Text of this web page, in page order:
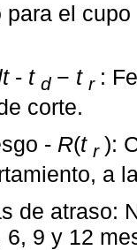
el
- t d − t r :
corte.
- R(t r ):
a
de atraso:
9 y 12